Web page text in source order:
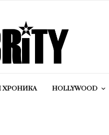
ХРОНИКА HOLLYWOOD